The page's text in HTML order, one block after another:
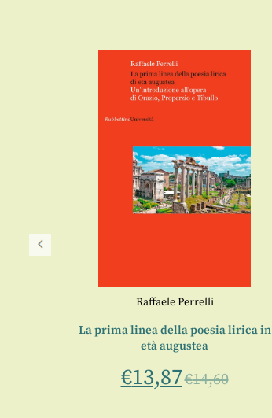
Raffaele Perrelli
La prima linea della poesia lirica in
età augustea
€13,87€14,60